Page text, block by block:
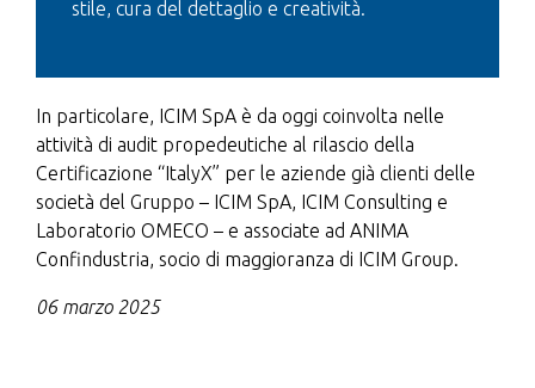
stile, cura del dettaglio e creatività.
In particolare, ICIM SpA è da oggi coinvolta nelle
attività di audit propedeutiche al rilascio della
Certificazione “ItalyX” per le aziende già clienti delle
società del Gruppo – ICIM SpA, ICIM Consulting e
Laboratorio OMECO – e associate ad ANIMA
Confindustria, socio di maggioranza di ICIM Group.
06 marzo 2025